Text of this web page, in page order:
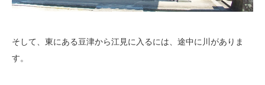
そして、東にある豆津から江見に入るには、途中に川がありま
す。